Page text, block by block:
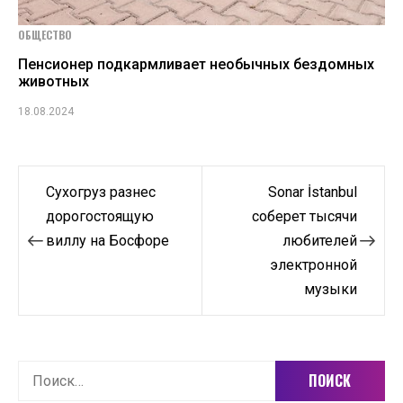
ОБЩЕСТВО
Пенсионер подкармливает необычных бездомных
животных
18.08.2024
Навигация
записям
Сухогруз разнес
дорогостоящую
виллу на Босфоре
Sonar İstanbul
соберет тысячи
любителей
электронной
музыки
Найти: